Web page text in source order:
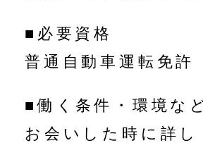
■必要資格
普通自動車運転免許
■働く条件・環境な
お会いした時に詳